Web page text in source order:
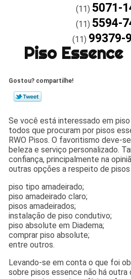
(11) 5071-
(11) 5594-
(11) 99379-
Piso Essence
Gostou? compartilhe!
Se você está interessado em
todos que procuram por pisos
RWO Pisos. O favoritismo deve-
beleza e serviço personalizado.
confiança, principalmente na
outras opções a respeito de
piso tipo amadeirado;
piso amadeirado claro;
pisos amadeirados;
instalação de piso condutivo;
piso absolute em Diadema;
comprar piso absolute;
entre outros.
Levando-se em conta o que foi
sobre pisos essence não há outra